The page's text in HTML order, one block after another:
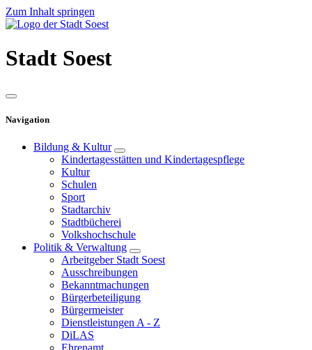
Zum Inhalt springen
Stadt Soest
Navigation
Bildung & Kultur
Kindertagesstätten und Kindertagespflege
Kultur
Schulen
Sport
Stadtarchiv
Stadtbücherei
Volkshochschule
Politik & Verwaltung
Arbeitgeber Stadt Soest
Ausschreibungen
Bekanntmachungen
Bürgerbeteiligung
Bürgermeister
Dienstleistungen A - Z
DiLAS